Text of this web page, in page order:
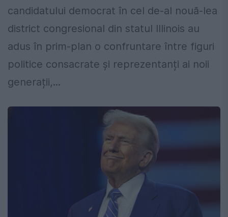
candidatului democrat în cel de-al nouă-lea
district congresional din statul Illinois au
adus în prim-plan o confruntare între figuri
politice consacrate și reprezentanți ai noii
generații,...